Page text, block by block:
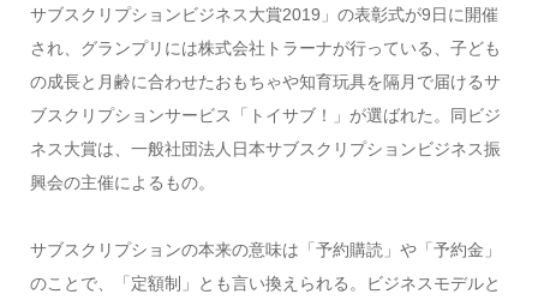
サブスクリプションビジネス大賞2019」の表彰式が9日に開催
され、グランプリには株式会社トラーナが行っている、子ども
の成長と月齢に合わせたおもちゃや知育玩具を隔月で届けるサ
ブスクリプションサービス「トイサブ！」が選ばれた。同ビジ
ネス大賞は、一般社団法人日本サブスクリプションビジネス振
興会の主催によるもの。
サブスクリプションの本来の意味は「予約購読」や「予約金」
のことで、「定額制」とも言い換えられる。ビジネスモデルと